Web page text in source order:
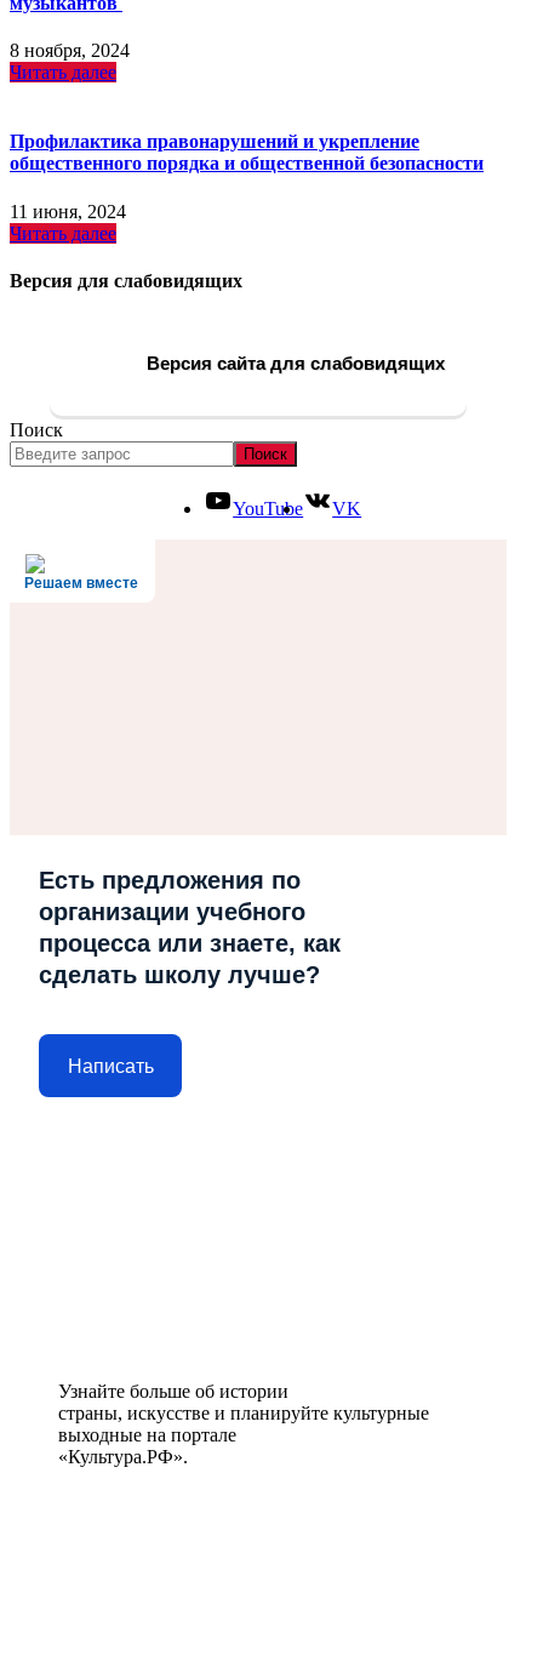
8 ноября, 2024
Читать далее
Профилактика правонарушений и укрепление
общественного порядка и общественной безопасности
11 июня, 2024
Читать далее
Версия для слабовидящих
Версия сайта для слабовидящих
Поиск
Поиск
YouTube VK
Решаем вместе
Есть предложения по
организации учебного
процесса или знаете, как
сделать школу лучше?
Написать
Узнайте больше об истории
страны, искусстве и планируйте культурные
выходные на портале
«Культура.РФ».